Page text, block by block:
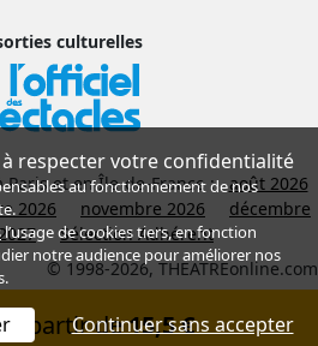
culturelles
Paris et en Île-de-France : août 2026
2026 novembre 2026
décembre
Sélection Adhérent
© 1998-2026, THEATREonline.com
à partir de15,5 €
respecter votre confidentialité
au fonctionnement de nos
l’usage de cookies tiers, en fonction
notre audience pour améliorer nos
Continuer sans accepter